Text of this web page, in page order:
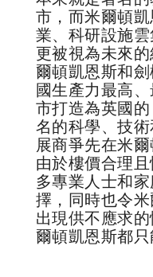
市，而米爾頓
業、科研設施
更被視為未來
爾頓凱恩斯和
國生產力最高
市打造為英國
名的科學、技
展商爭先在米
由於樓價合理
多專業人士和
擇，同時也令
出現供不應求
爾頓凱恩斯都只